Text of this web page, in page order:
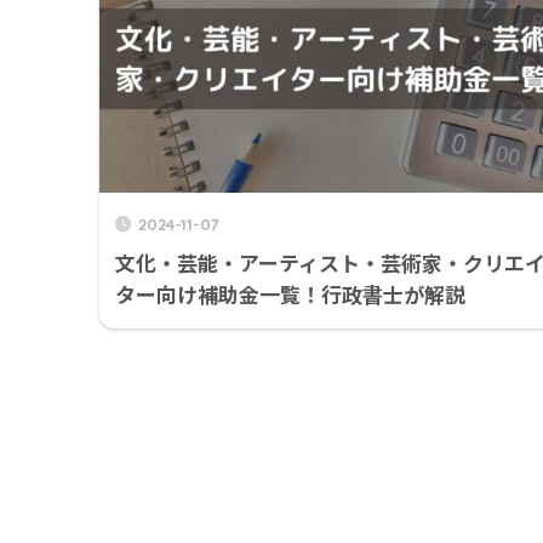
2024-11-07
文化・芸能・アーティスト・芸術家・クリエ
ター向け補助金一覧！行政書士が解説